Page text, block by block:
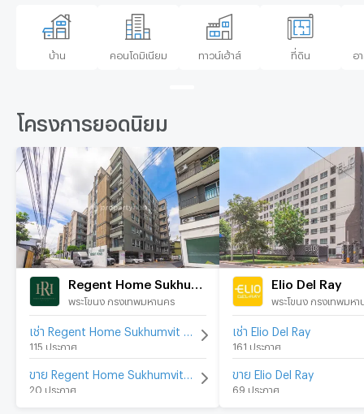
บ้าน คอนโดมิเนียม ทาวน์เฮ้าส์ ที่ดิน อ
โครงการยอดนิยม
พระโขนง กรุงเทพมหานคร
115 ประกาศ
20 ประกาศ
Elio Del Ray
พระโขนง กรุงเทพมหา
เช่า Elio Del Ray
161 ประกาศ
ขาย Elio Del Ray
69 ประกาศ